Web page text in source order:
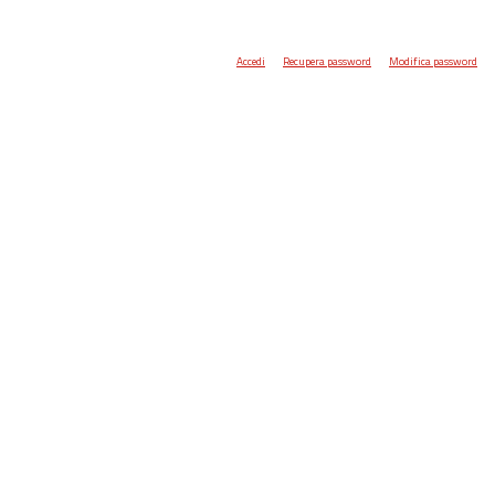
Accedi Recupera password Modifica password